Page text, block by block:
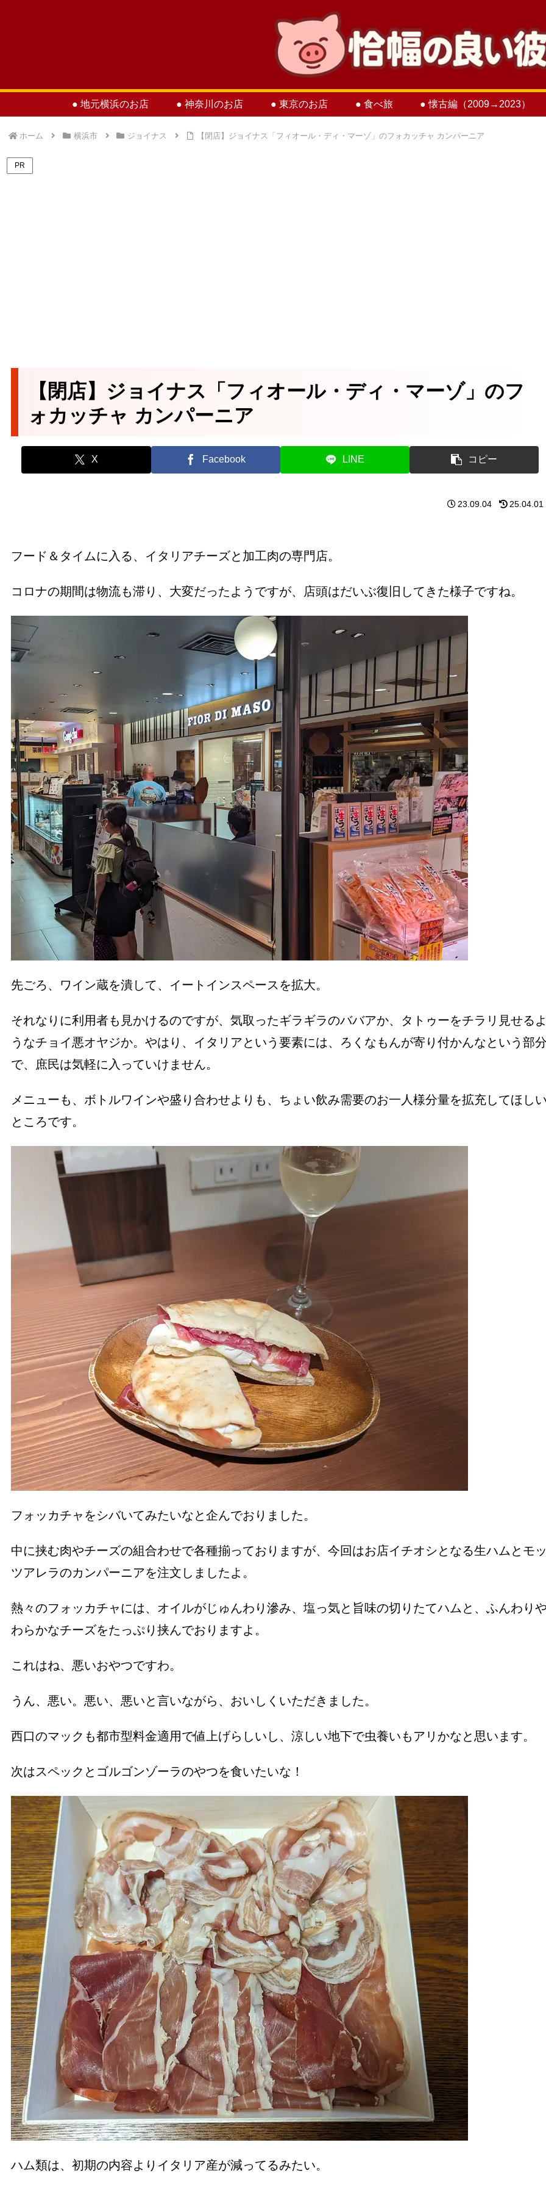
● 地元横浜のお店 ● 神奈川のお店 ● 東京のお店 ● 食べ旅 ● 懐古編（2009→2023）
ホーム 横浜市 ジョイナス 【閉店】ジョイナス「フィオール・ディ・マーゾ」のフォカッチャ カンパーニア
PR
【閉店】ジョイナス「フィオール・ディ・マーゾ」のフ
ォカッチャ カンパーニア
X Facebook LINE コピー
23.09.04 25.04.01
フード＆タイムに入る、イタリアチーズと加工肉の専門店。
コロナの期間は物流も滞り、大変だったようですが、店頭はだいぶ復旧してきた様子ですね。
先ごろ、ワイン蔵を潰して、イートインスペースを拡大。
それなりに利用者も見かけるのですが、気取ったギラギラのババアか、タトゥーをチラリ見せる
うなチョイ悪オヤジか。やはり、イタリアという要素には、ろくなもんが寄り付かんなという部
で、庶民は気軽に入っていけません。
メニューも、ボトルワインや盛り合わせよりも、ちょい飲み需要のお一人様分量を拡充してほし
ところです。
フォッカチャをシバいてみたいなと企んでおりました。
中に挟む肉やチーズの組合わせで各種揃っておりますが、今回はお店イチオシとなる生ハムとモ
ツアレラのカンパーニアを注文しましたよ。
熱々のフォッカチャには、オイルがじゅんわり滲み、塩っ気と旨味の切りたてハムと、ふんわり
わらかなチーズをたっぷり挟んでおりますよ。
これはね、悪いおやつですわ。
うん、悪い。悪い、悪いと言いながら、おいしくいただきました。
西口のマックも都市型料金適用で値上げらしいし、涼しい地下で虫養いもアリかなと思います。
次はスペックとゴルゴンゾーラのやつを食いたいな！
ハム類は、初期の内容よりイタリア産が減ってるみたい。